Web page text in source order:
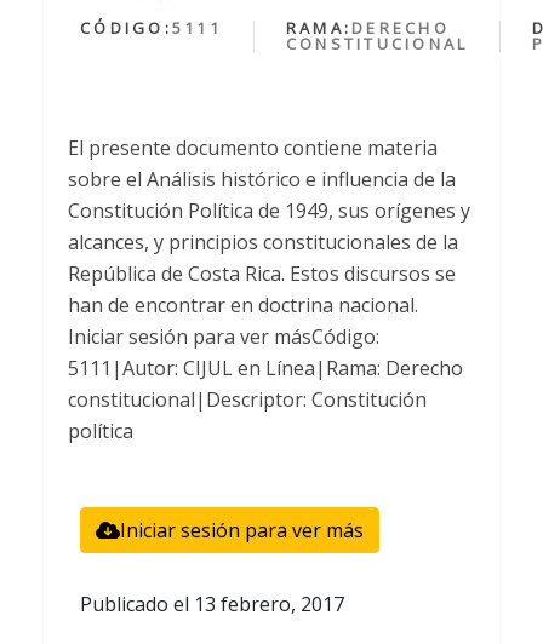
CÓDIGO:5111 RAMA: DERECHO
CONSTITUCIONAL
El presente documento contiene materia
sobre el Análisis histórico e influencia de la
Constitución Política de 1949, sus orígenes y
alcances, y principios constitucionales de la
República de Costa Rica. Estos discursos se
han de encontrar en doctrina nacional.
Iniciar sesión para ver másCódigo:
5111|Autor: CIJUL en Línea|Rama: Derecho
constitucional|Descriptor: Constitución
política
Iniciar sesión para ver más
Publicado el 13 febrero, 2017